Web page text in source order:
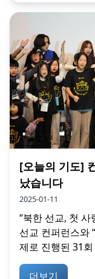
[오늘의 기도]
났습니다
2025-01-11
“북한 선교, 첫
선교 컨퍼런스와
제로 진행된 31
더보기